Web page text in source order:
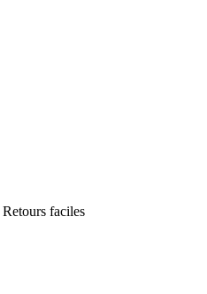
Retours faciles